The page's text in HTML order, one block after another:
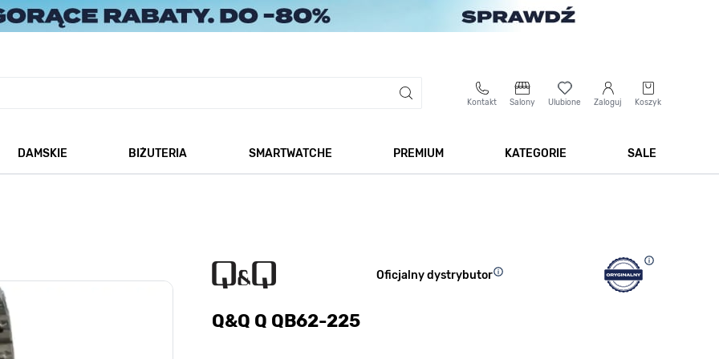
Kontakt Salony Ulubione Zaloguj Koszyk
DAMSKIE
BIŻUTERIA
SMARTWATCHE
PREMIUM
KATEGORIE
SALE
Oficjalny dystrybutor
Q&Q Q QB62-225